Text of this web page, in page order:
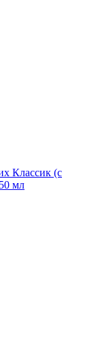
Классик (с
мл